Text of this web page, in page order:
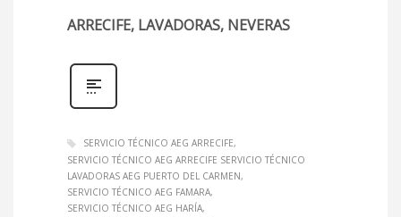
ARRECIFE, LAVADORAS, NEVERAS
SERVICIO TÉCNICO AEG ARRECIFE
SERVICIO TÉCNICO AEG ARRECIFE SERVICIO TÉCNICO
LAVADORAS AEG PUERTO DEL CARMEN
SERVICIO TÉCNICO AEG FAMARA
SERVICIO TÉCNICO AEG HARÍA